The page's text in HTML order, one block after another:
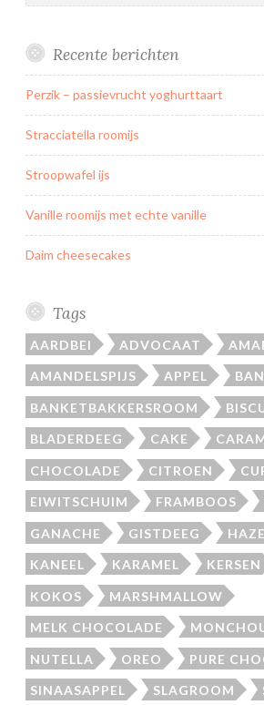
Recente berichten
Perzik – passievrucht yoghurttaart
Stracciatella roomijs
Stroopwafel ijs
Vanille roomijs met echte vanille
Daim cheesecakes
Tags
AARDBEI ADVOCAAT
AMANDELSPIJS APPEL
BANKETBAKKERSROOM
BLADERDEEG CAKE
CHOCOLADE CITROEN
EIWITSCHUIM FRAMBOOS
GANACHE GISTDEEG
KANEEL KARAMEL KERSEN
KOKOS MARSHMALLOW
MELK CHOCOLADE
NUTELLA OREO PURE
SINAASAPPEL SLAGROOM